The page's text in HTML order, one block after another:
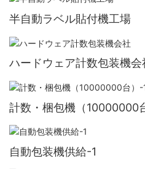
半自動ラベル貼付機工場
ハードウェア計数包装機会
計数・梱包機（10000000
自動包装機供給-1